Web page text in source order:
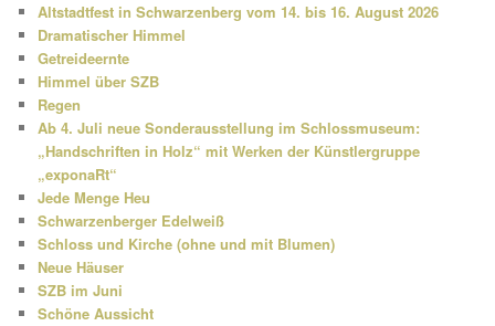
n
Altstadtfest in Schwarzenberg vom 14. bis 16. August 2026
Dramatischer Himmel
Getreideernte
Himmel über SZB
Regen
Ab 4. Juli neue Sonderausstellung im Schlossmuseum:
„Handschriften in Holz“ mit Werken der Künstlergruppe
„exponaRt“
Jede Menge Heu
Schwarzenberger Edelweiß
Schloss und Kirche (ohne und mit Blumen)
Neue Häuser
SZB im Juni
Schöne Aussicht